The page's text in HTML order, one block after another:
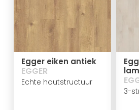
Egger eiken antiek
EGGER
Echte houtstructuur
3-